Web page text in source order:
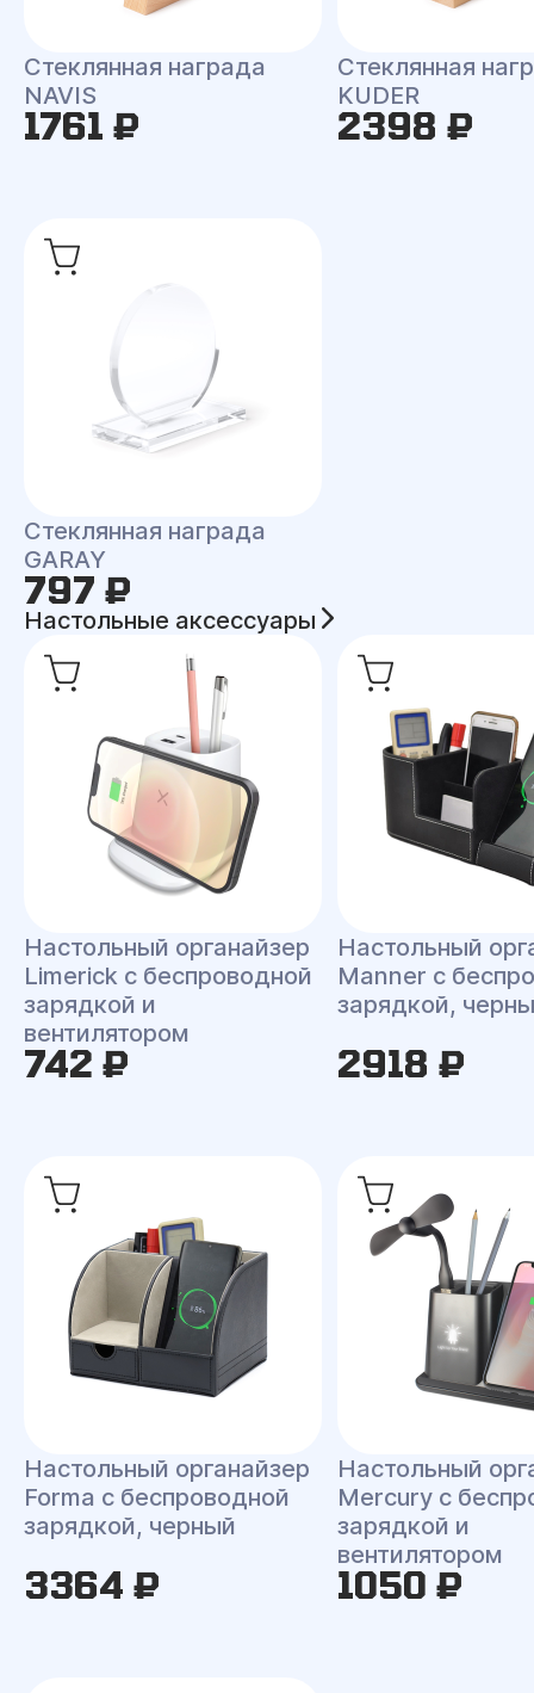
Стеклянная награда
NAVIS
1761 ₽
Стеклянная
KUDER
2398 ₽
Стеклянная награда
GARAY
797 ₽
Настольные аксессуары
Настольный органайзер
Limerick c беспроводной
зарядкой и
вентилятором
742 ₽
Настольный
Manner c
зарядкой,
2918 ₽
Настольный органайзер
Forma c беспроводной
зарядкой, черный
3364 ₽
Настольный
Mercury c
зарядкой и
вентилятором
1050 ₽